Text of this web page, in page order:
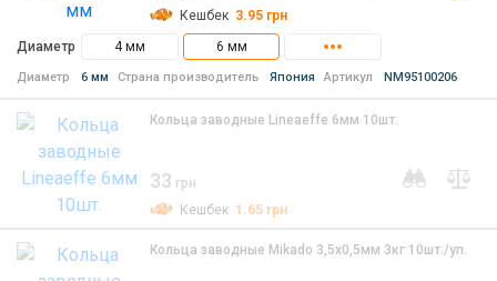
Кешбек 3.95 грн
Диаметр
4 мм 6 мм
Диаметр 6 мм Страна производитель Япония Артикул NM95100206
Кольца заводные Lineaeffe 6мм 10шт.
33 грн
Кешбек 1.65 грн
Кольца заводные Mikado 3,5х0,5мм 3кг 10шт./уп.